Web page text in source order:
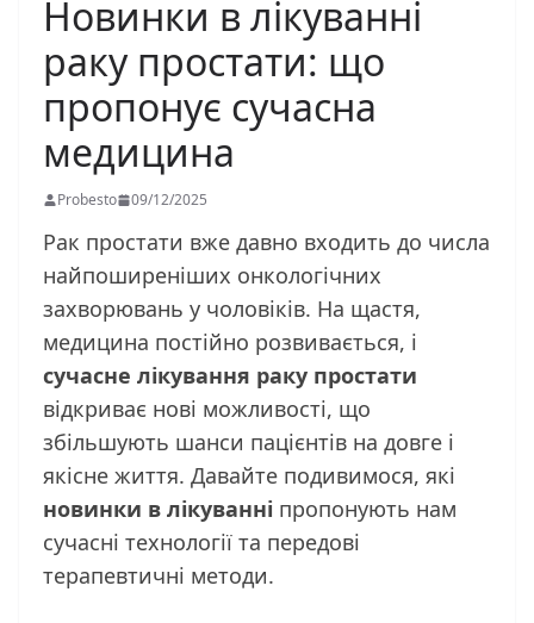
Новинки в лікуванні
раку простати: що
пропонує сучасна
медицина
Probesto 09/12/2025
Рак простати вже давно входить до числа
найпоширеніших онкологічних
захворювань у чоловіків. На щастя,
медицина постійно розвивається, і
сучасне лікування раку простати
відкриває нові можливості, що
збільшують шанси пацієнтів на довге і
якісне життя. Давайте подивимося, які
новинки в лікуванні пропонують нам
сучасні технології та передові
терапевтичні методи.